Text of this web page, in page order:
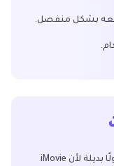
بشكل منفصل.
تصدير الصوت فقط يتطلب حلولًا بديلة لأن iMovie